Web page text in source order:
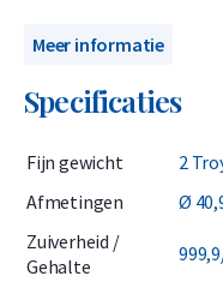
Deze munt is onderdeel
op de twaalf dieren van
het Paard welke
avontuurlijk karakter.
De munt is verkrijgbaar
Meer informatie
Specificaties
Fijn gewicht
2
Afmetingen
Ø
Zuiverheid /
Gehalte